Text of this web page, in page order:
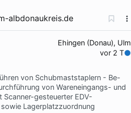
albdonaukreis.de
Ehingen (Donau), Ulm
vor 2 T
von Schubmaststaplern - Be-
von Wareneingangs- und
gesteuerter EDV-
Lagerplatzzuordnung